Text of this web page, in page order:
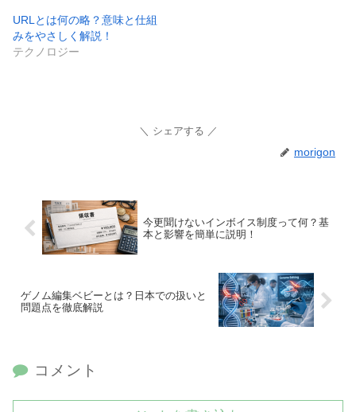
URLとは何の略？意味と仕組
みをやさしく解説！
テクノロジー
シェアする
morigon
今更聞けないインボイス制度って何？基
本と影響を簡単に説明！
ゲノム編集ベビーとは？日本での扱いと
問題点を徹底解説
コメント